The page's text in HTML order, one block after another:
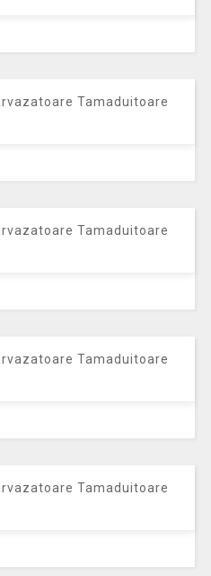
Tamaduitoare
Tamaduitoare
Tamaduitoare
Tamaduitoare